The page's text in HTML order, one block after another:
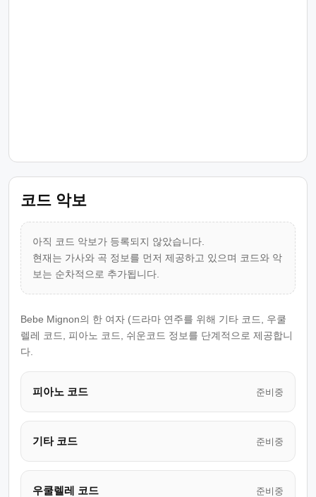
코드 악보
아직 코드 악보가 등록되지 않았습니다.
현재는 가사와 곡 정보를 먼저 제공하고 있으며 코드와 악
보는 순차적으로 추가됩니다.
Bebe Mignon의 한 여자 (드라마 연주를 위해 기타 코드, 우쿨
렐레 코드, 피아노 코드, 쉬운코드 정보를 단계적으로 제공합니
다.
피아노 코드 준비중
기타 코드 준비중
우쿨렐레 코드 준비중